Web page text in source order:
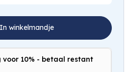
In winkelmandje
voor 10% - betaal restant